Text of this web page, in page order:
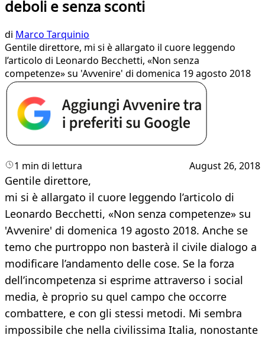
deboli e senza sconti
di Marco Tarquinio
Gentile direttore, mi si è allargato il cuore leggendo
l’articolo di Leonardo Becchetti, «Non senza
competenze» su 'Avvenire' di domenica 19 agosto 2018
1 min di lettura August 26, 2018
Gentile direttore,
mi si è allargato il cuore leggendo l’articolo di
Leonardo Becchetti, «Non senza competenze» su
'Avvenire' di domenica 19 agosto 2018. Anche se
temo che purtroppo non basterà il civile dialogo a
modificare l’andamento delle cose. Se la forza
dell’incompetenza si esprime attraverso i social
media, è proprio su quel campo che occorre
combattere, e con gli stessi metodi. Mi sembra
impossibile che nella civilissima Italia, nonostante